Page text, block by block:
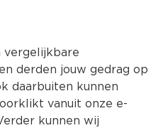
Kies jouw
vergelijkbare
derden jouw gedrag op
daarbuiten kunnen
vanuit onze e-
kunnen wij